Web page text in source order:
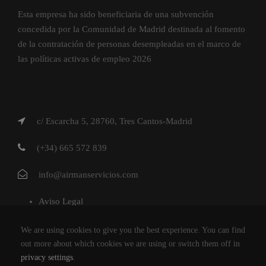
Esta empresa ha sido beneficiaria de una subvención
concedida por la Comunidad de Madrid destinada al fomento
de la contratación de personas desempleadas en el marco de
las políticas activas de empleo 2026
c/ Escarcha 5, 28760, Tres Cantos-Madrid
(+34) 665 572 839
info@airmanservicios.com
Aviso Legal
Política de Cookies
We are using cookies to give you the best experience. You can find
out more about which cookies we are using or switch them off in
privacy settings.